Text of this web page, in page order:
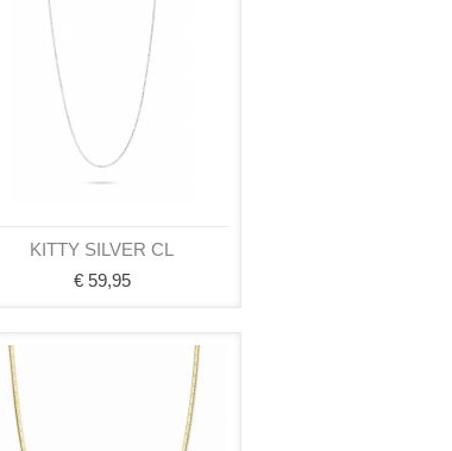
KITTY SILVER CL
€ 59,95